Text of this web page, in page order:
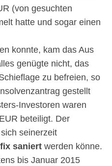
(von gesuchten
hatte und sogar einen
konnte, kam das Aus
genügte nicht, das
zu befreien, so
gestellt
Investoren waren
beteiligt. Der
seinerzeit
saniert werden könne.
bis Januar 2015